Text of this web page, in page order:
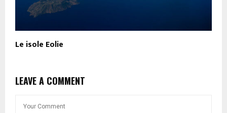
Le isole Eolie
LEAVE A COMMENT